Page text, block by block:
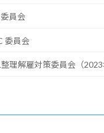
員会
委員会
整理解雇対策委員会（2023